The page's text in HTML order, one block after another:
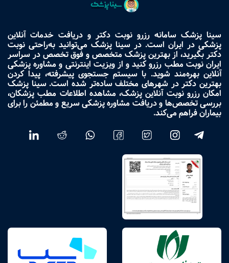
سینا پزشک سامانه رزرو نوبت دکتر و دریافت خدمات آنلاین
پزشکی در ایران است. در سینا پزشک می‌توانید به‌راحتی نوبت
دکتر بگیرید، از بهترین پزشک متخصص و فوق تخصص در سراسر
ایران نوبت مطب رزرو کنید و از ویزیت اینترنتی و مشاوره پزشکی
آنلاین بهره‌مند شوید. با سیستم جستجوی پیشرفته، پیدا کردن
بهترین دکتر در شهرهای مختلف ساده‌تر شده است. سینا پزشک
امکان رزرو نوبت آنلاین پزشک، مشاهده اطلاعات مطب پزشکان،
بررسی تخصص‌ها و دریافت مشاوره پزشکی سریع و مطمئن را برای
بیماران فراهم می‌کند.